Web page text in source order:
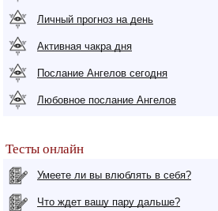
Личный прогноз на день
Активная чакра дня
Послание Ангелов сегодня
Любовное послание Ангелов
Тесты онлайн
Умеете ли вы влюблять в себя?
Что ждет вашу пару дальше?